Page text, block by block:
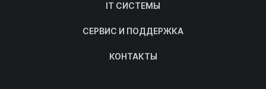
IT СИСТЕМЫ
СЕРВИС И ПОДДЕРЖКА
КОНТАКТЫ